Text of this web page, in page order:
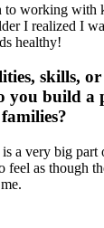
to working with
I realized I
healthy!
skills, or
you build a
a very big
feel as though